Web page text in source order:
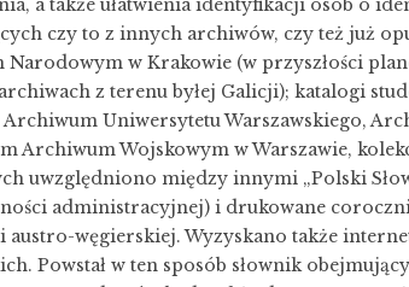
a także ułatwienia identyfikacji osób o
czy to z innych archiwów, czy też już
Narodowym w Krakowie (w przyszłości
z terenu byłej Galicji); katalogi
Archiwum Uniwersytetu Warszawskiego,
Archiwum Wojskowym w Warszawie,
uwzględniono między innymi „Polski
administracyjnej) i drukowane
węgierskiej. Wyzyskano także
Powstał w ten sposób słownik